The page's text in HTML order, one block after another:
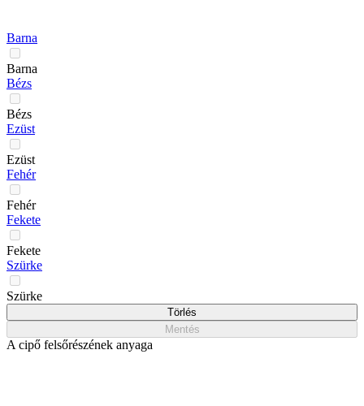
Barna
Barna
Bézs
Bézs
Ezüst
Ezüst
Fehér
Fehér
Fekete
Fekete
Szürke
Szürke
Törlés
Mentés
A cipő felsőrészének anyaga